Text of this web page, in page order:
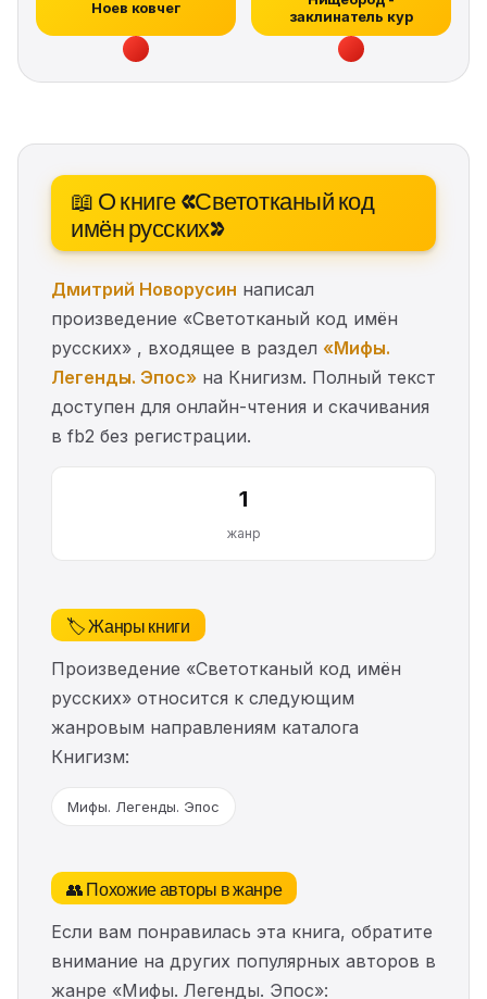
Ноев ковчег
заклинатель кур
📖 О книге «Светотканый код
имён русских»
Дмитрий Новорусин написал
произведение «Светотканый код имён
русских» , входящее в раздел «Мифы.
Легенды. Эпос» на Книгизм. Полный текст
доступен для онлайн-чтения и скачивания
в fb2 без регистрации.
1
жанр
🏷️ Жанры книги
Произведение «Светотканый код имён
русских» относится к следующим
жанровым направлениям каталога
Книгизм:
Мифы. Легенды. Эпос
👥 Похожие авторы в жанре
Если вам понравилась эта книга, обратите
внимание на других популярных авторов в
жанре «Мифы. Легенды. Эпос»: